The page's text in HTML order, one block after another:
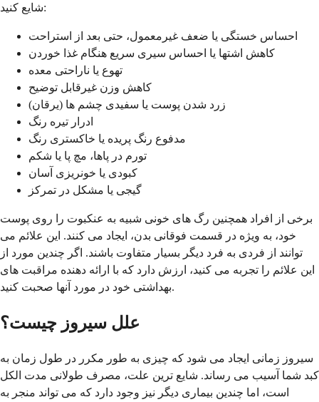
شایع کنید:
احساس خستگی یا ضعف غیرمعمول، حتی بعد از استراحت
کاهش اشتها یا احساس سیری سریع هنگام غذا خوردن
تهوع یا ناراحتی معده
کاهش وزن غیرقابل توضیح
زرد شدن پوست یا سفیدی چشم ها (یرقان)
ادرار تیره رنگ
مدفوع رنگ پریده یا خاکستری رنگ
تورم در پاها، مچ پا یا شکم
کبودی یا خونریزی آسان
گیجی یا مشکل در تمرکز
برخی از افراد همچنین رگ های خونی شبیه به عنکبوت را روی پوست
خود، به ویژه در قسمت فوقانی بدن، ایجاد می کنند. این علائم می
توانند از فردی به فرد دیگر بسیار متفاوت باشند. اگر چندین مورد از
این علائم را تجربه می کنید، ارزش دارد که با ارائه دهنده مراقبت های
بهداشتی خود در مورد آنها صحبت کنید.
علل سیروز چیست؟
سیروز زمانی ایجاد می شود که چیزی به طور مکرر در طول زمان به
کبد شما آسیب می رساند. شایع ترین علت، مصرف طولانی مدت الکل
است، اما چندین بیماری دیگر نیز وجود دارد که می تواند منجر به